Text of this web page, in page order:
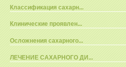
Классификация сахарн...
Клинические проявлен...
Осложнения сахарного...
ЛЕЧЕНИЕ САХАРНОГО ДИ...